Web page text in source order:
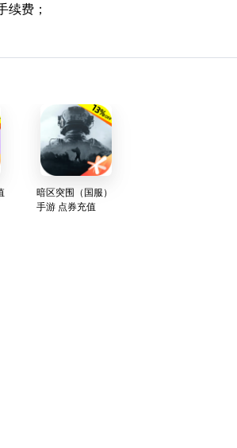
续费；
暗区突围（国服）
手游 点券充值